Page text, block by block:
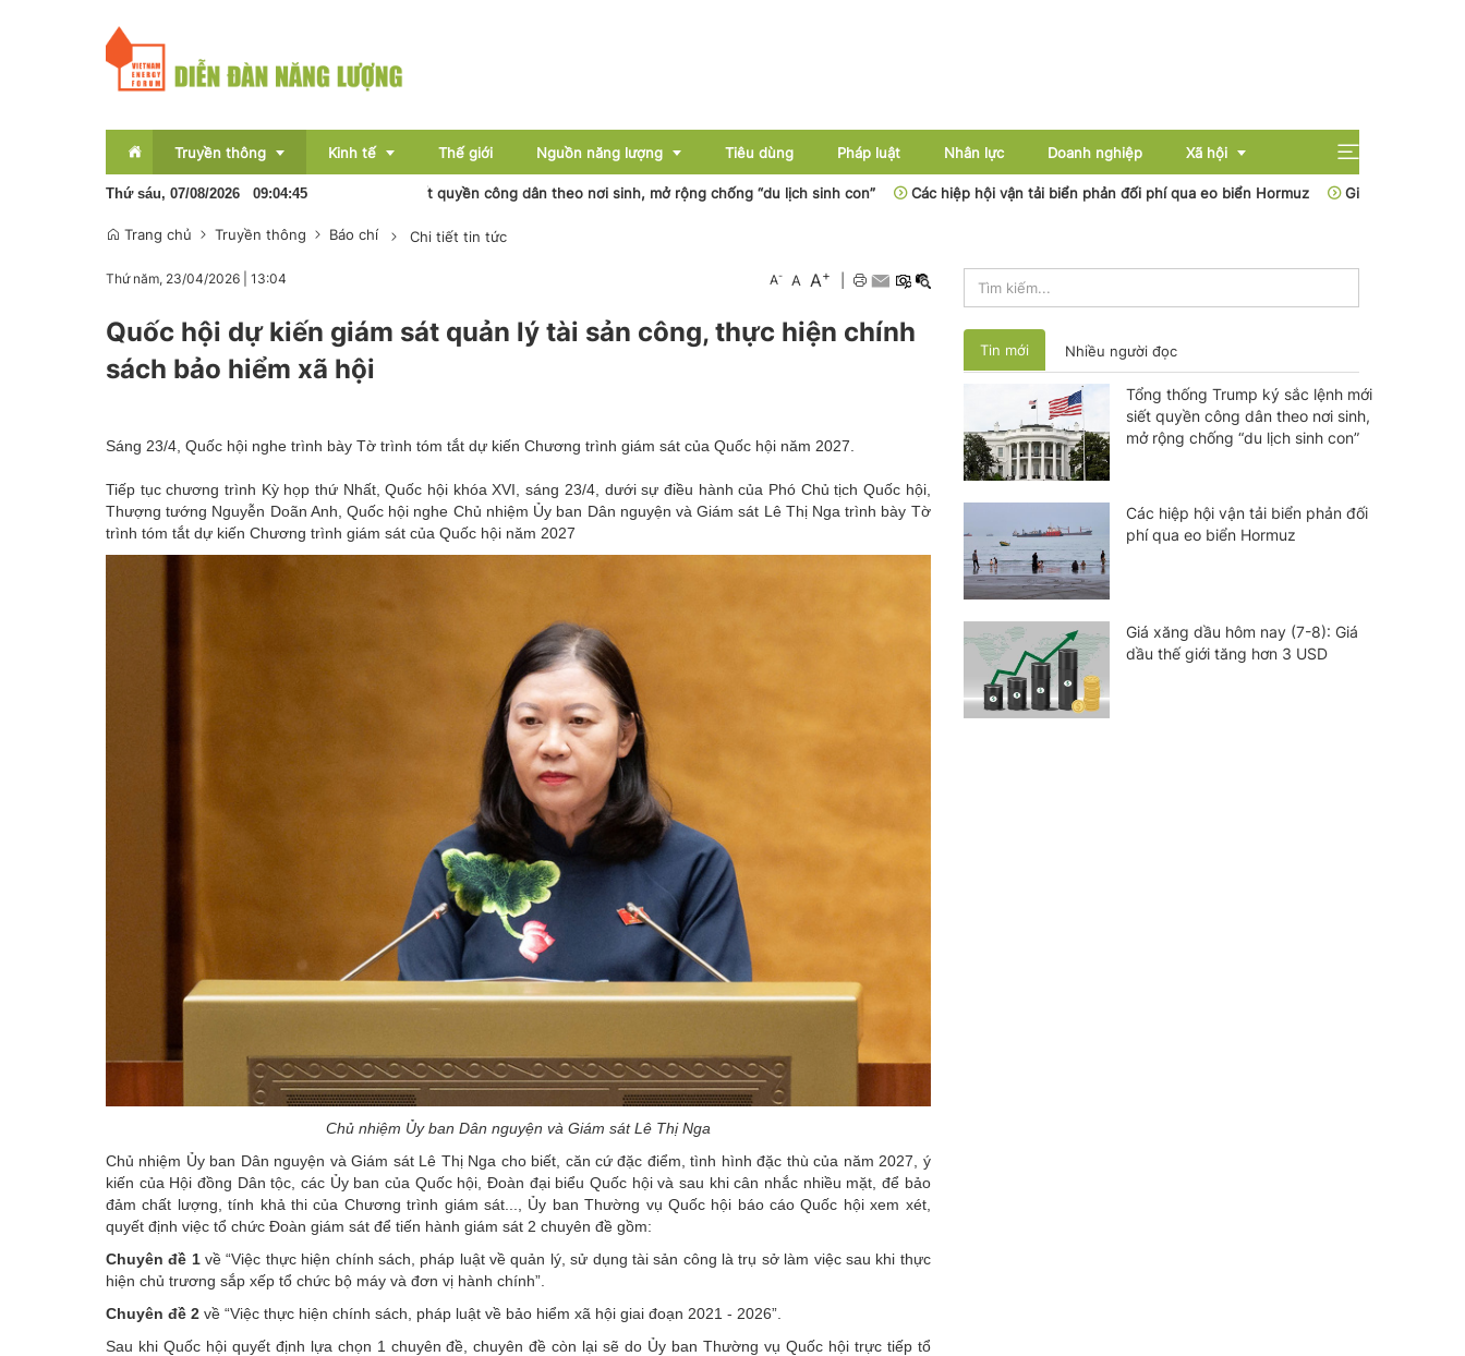
Truyền thông Kinh tế
Bất động sản
OCOP
Thế giới Nguồn năng lượng
Than - Khoáng sản
Tiêu dùng Pháp luật Nhân lực Doanh nghiệp Xã hội
Tổng thống Trump ký sắc lệnh mới siết quyền công dân theo nơi sinh, mở rộng chống “du lịch sinh con” Các hiệp hội vận tải biển phản đối phí qua eo biển Hormuz Giá xăng dầu hôm nay
Thứ sáu, 07/08/2026 09:04:45
Trang chủ Truyền thông Báo chí Chi tiết tin tức
Thứ năm, 23/04/2026 13:04 A- A A+
Quốc hội dự kiến giám sát quản lý tài sản công, thực hiện chính
sách bảo hiểm xã hội
Sáng 23/4, Quốc hội nghe trình bày Tờ trình tóm tắt dự kiến Chương trình giám sát của Quốc hội năm 2027.
Tiếp tục chương trình Kỳ họp thứ Nhất, Quốc hội khóa XVI, sáng 23/4, dưới sự điều hành của Phó Chủ tịch Quốc hội,
Thượng tướng Nguyễn Doãn Anh,Quốc hội nghe Chủ nhiệm Ủy ban Dân nguyện và Giám sát Lê Thị Nga trình bày Tờ
trình tóm tắt dự kiến Chương trình giám sát của Quốc hội năm 2027
Chủ nhiệm Ủy ban Dân nguyện và Giám sát Lê Thị Nga
Chủ nhiệm Ủy ban Dân nguyện và Giám sát Lê Thị Nga cho biết, căn cứ đặc điểm, tình hình đặc thù của năm 2027, ý
kiến của Hội đồng Dân tộc, các Ủy ban của Quốc hội, Đoàn đại biểu Quốc hội và sau khi cân nhắc nhiều mặt, để bảo
đảm chất lượng, tính khả thi của Chương trình giám sát..., Ủy ban Thường vụ Quốc hội báo cáo Quốc hội xem xét,
quyết định việc tổ chức Đoàn giám sát để tiến hành giám sát 2 chuyên đề gồm:
Chuyên đề 1về “Việc thực hiện chính sách, pháp luật về quản lý, sử dụng tài sản công là trụ sở làm việc sau khi thực
hiện chủ trương sắp xếp tổ chức bộ máy và đơn vị hành chính”.
Chuyên đề 2 về “Việc thực hiện chính sách, pháp luật về bảo hiểm xã hội giai đoạn 2021 - 2026”.
Sau khi Quốc hội quyết định lựa chọn 1 chuyên đề, chuyên đề còn lại sẽ do Ủy ban Thường vụ Quốc hội trực tiếp tổ
Tin mới Nhiều người đọc
Tổng thống Trump ký sắc lệnh mới
siết quyền công dân theo nơi sinh,
mở rộng chống “du lịch sinh con”
Các hiệp hội vận tải biển phản đối
phí qua eo biển Hormuz
Giá xăng dầu hôm nay (7-8): Giá
dầu thế giới tăng hơn 3 USD